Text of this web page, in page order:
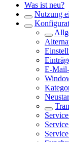
Was ist neu?
Nutzung
E-